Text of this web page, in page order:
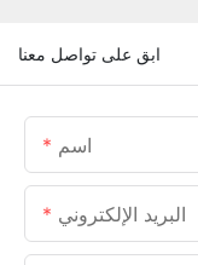
ابق على تواصل معنا
اسم
البريد الإلكتروني